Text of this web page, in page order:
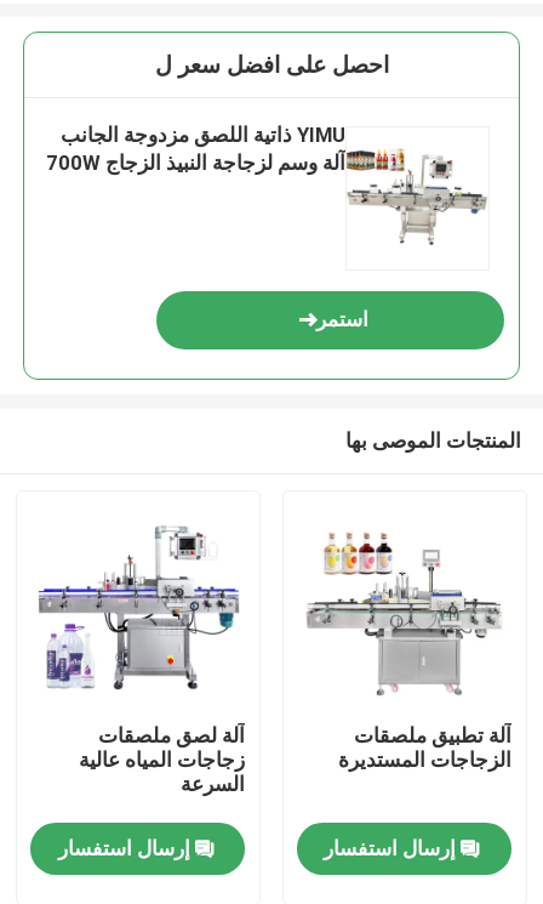
مسكن
منتجات
احصل على افضل سعر ل
YIMU ذاتية اللصق مزدوجة الجانب
آلة وسم لزجاجة النبيذ الزجاج 700W
استمر
المنتجات الموصى بها
آلة تطبيق ملصقات
الزجاجات المستديرة
إرسال استفسار
آلة لصق ملصقات
زجاجات المياه عالية
السرعة
إرسال استفسار